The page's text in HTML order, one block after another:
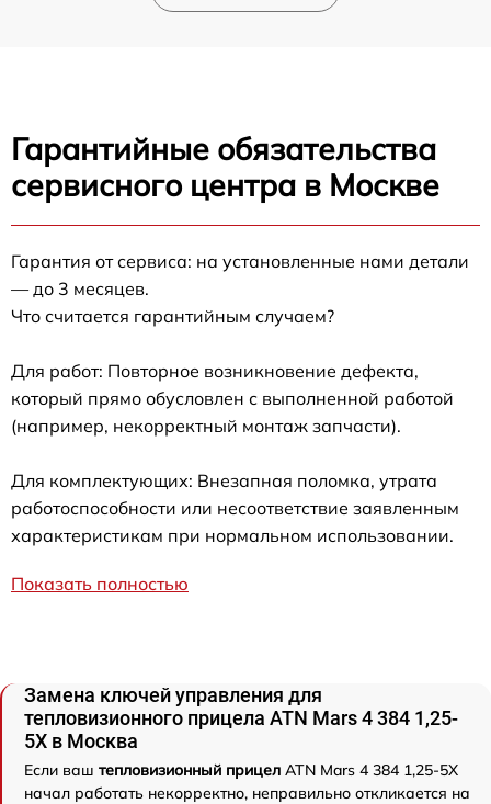
Гарантийные обязательства
сервисного центра в Москве
Гарантия от сервиса: на установленные нами детали
— до 3 месяцев.
Что считается гарантийным случаем?
Для работ: Повторное возникновение дефекта,
который прямо обусловлен с выполненной работой
(например, некорректный монтаж запчасти).
Для комплектующих: Внезапная поломка, утрата
работоспособности или несоответствие заявленным
характеристикам при нормальном использовании.
Показать полностью
Замена ключей управления для
тепловизионного прицела ATN Mars 4 384 1,25-
5X в Москва
Если ваш тепловизионный прицел ATN Mars 4 384 1,25-5X
начал работать некорректно, неправильно откликается на